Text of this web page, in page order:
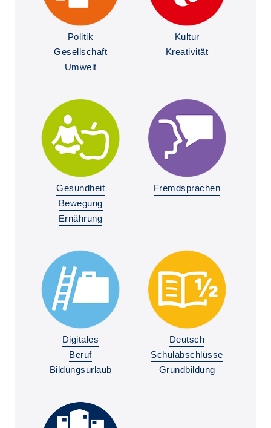
Politik
Gesellschaft
Umwelt
Kultur
Kreativität
Gesundheit
Bewegung
Ernährung
Fremdsprachen
Digitales
Beruf
Bildungsurlaub
Deutsch
Schulabschlüsse
Grundbildung